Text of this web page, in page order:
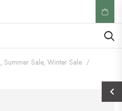
,Summer Sale,Winter Sale /